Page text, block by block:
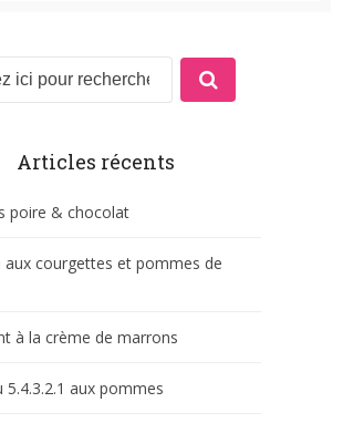
Articles récents
poire & chocolat
aux courgettes et pommes de
à la crème de marrons
5.4.3.2.1 aux pommes